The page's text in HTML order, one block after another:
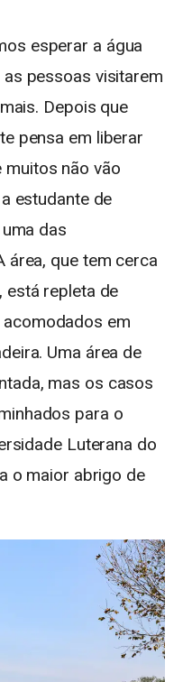
esperar a água
pessoas visitarem
Depois que
pensa em liberar
muitos não vão
estudante de
das
área, que tem cerca
está repleta de
em
Uma área de
mas os casos
para o
Luterana do
o maior abrigo de